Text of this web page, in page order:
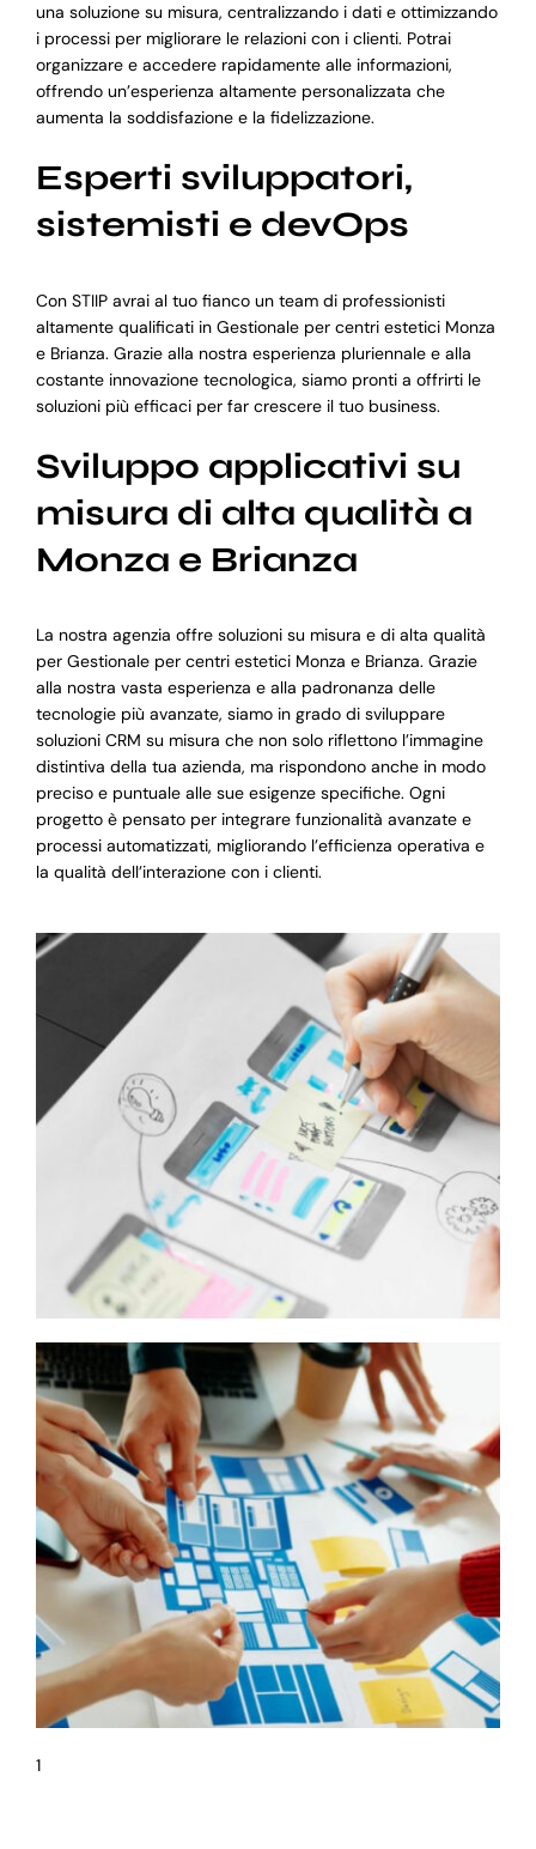
una soluzione su misura, centralizzando i dati e ottimizzando
i processi per migliorare le relazioni con i clienti. Potrai
organizzare e accedere rapidamente alle informazioni,
offrendo un’esperienza altamente personalizzata che
aumenta la soddisfazione e la fidelizzazione.
Esperti sviluppatori,
sistemisti e devOps
Con STIIP avrai al tuo fianco un team di professionisti
altamente qualificati in Gestionale per centri estetici Monza
e Brianza. Grazie alla nostra esperienza pluriennale e alla
costante innovazione tecnologica, siamo pronti a offrirti le
soluzioni più efficaci per far crescere il tuo business.
Sviluppo applicativi su
misura di alta qualità a
Monza e Brianza
La nostra agenzia offre soluzioni su misura e di alta qualità
per Gestionale per centri estetici Monza e Brianza. Grazie
alla nostra vasta esperienza e alla padronanza delle
tecnologie più avanzate, siamo in grado di sviluppare
soluzioni CRM su misura che non solo riflettono l’immagine
distintiva della tua azienda, ma rispondono anche in modo
preciso e puntuale alle sue esigenze specifiche. Ogni
progetto è pensato per integrare funzionalità avanzate e
processi automatizzati, migliorando l’efficienza operativa e
la qualità dell’interazione con i clienti.
1